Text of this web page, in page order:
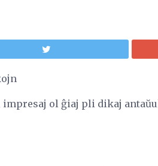
impresaj ol ĝiaj pli dikaj